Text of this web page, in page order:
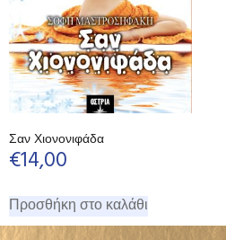
Σαν Χιονονιφάδα
€14,00
Προσθήκη στο καλάθι